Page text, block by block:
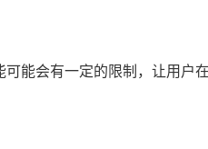
能会有一定的限制，让用户